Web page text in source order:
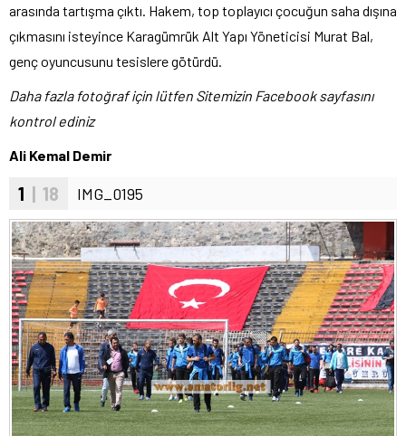
arasında tartışma çıktı. Hakem, top toplayıcı çocuğun saha dışına
çıkmasını isteyince Karagümrük Alt Yapı Yöneticisi Murat Bal,
genç oyuncusunu tesislere götürdü.
Daha fazla fotoğraf için lütfen Sitemizin Facebook sayfasını
kontrol ediniz
Ali Kemal Demir
1 | 18 IMG_0195